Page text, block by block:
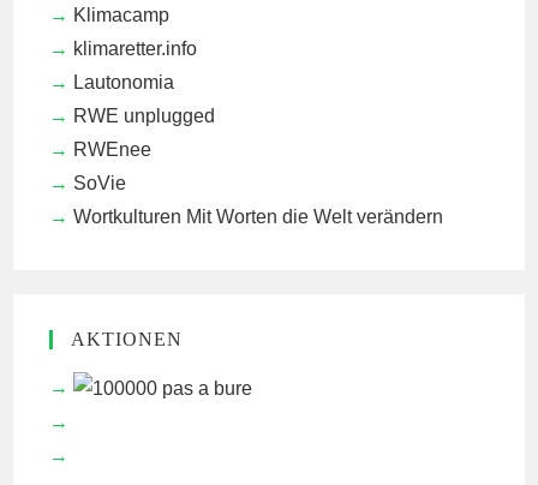
Klimacamp
klimaretter.info
Lautonomia
RWE unplugged
RWEnee
SoVie
Wortkulturen Mit Worten die Welt verändern
AKTIONEN